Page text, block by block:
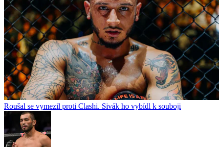
Roušal se vymezil proti Clashi. Sivák ho vybídl k souboji